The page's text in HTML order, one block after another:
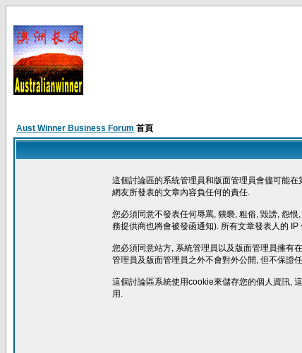
Aust Winner Business Forum 首頁
這個討論區的系統管理員和版面管理員會儘可能
網友所發表的文章內容負任何的責任.
您必須同意不發表任何辱罵, 猥褻, 粗俗, 毀謗, 怨
務提供商也將會被發函通知). 所有文章發表人的
您必須同意站方, 系統管理員以及版面管理員擁有
管理員及版面管理員之外不會對外公開, 但不保證
這個討論區系統使用cookie來儲存您的個人資訊,
用.